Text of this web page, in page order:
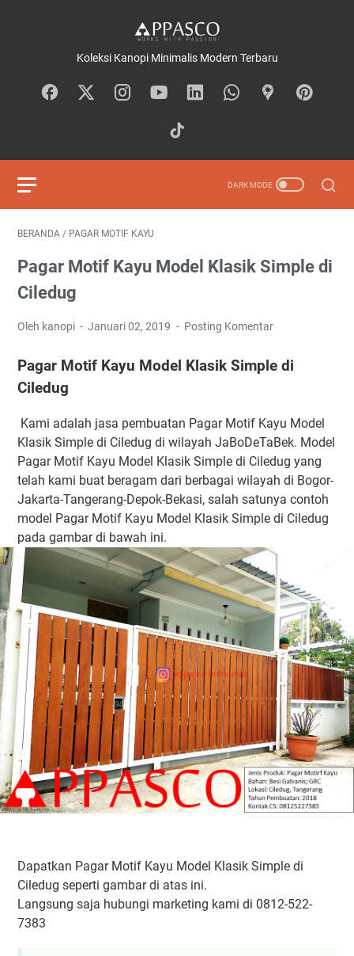
Koleksi Kanopi Minimalis Modern Terbaru
BERANDA / PAGAR MOTIF KAYU
Pagar Motif Kayu Model Klasik Simple di
Ciledug
Oleh kanopi Januari 02, 2019 Posting Komentar
Pagar Motif Kayu Model Klasik Simple di
Ciledug
Kami adalah jasa pembuatan Pagar Motif Kayu Model
Klasik Simple di Ciledug di wilayah JaBoDeTaBek. Model
Pagar Motif Kayu Model Klasik Simple di Ciledug yang
telah kami buat beragam dari berbagai wilayah di Bogor-
Jakarta-Tangerang-Depok-Bekasi, salah satunya contoh
model Pagar Motif Kayu Model Klasik Simple di Ciledug
pada gambar di bawah ini.
Dapatkan Pagar Motif Kayu Model Klasik Simple di
Ciledug seperti gambar di atas ini.
Langsung saja hubungi marketing kami di 0812-522-
7383